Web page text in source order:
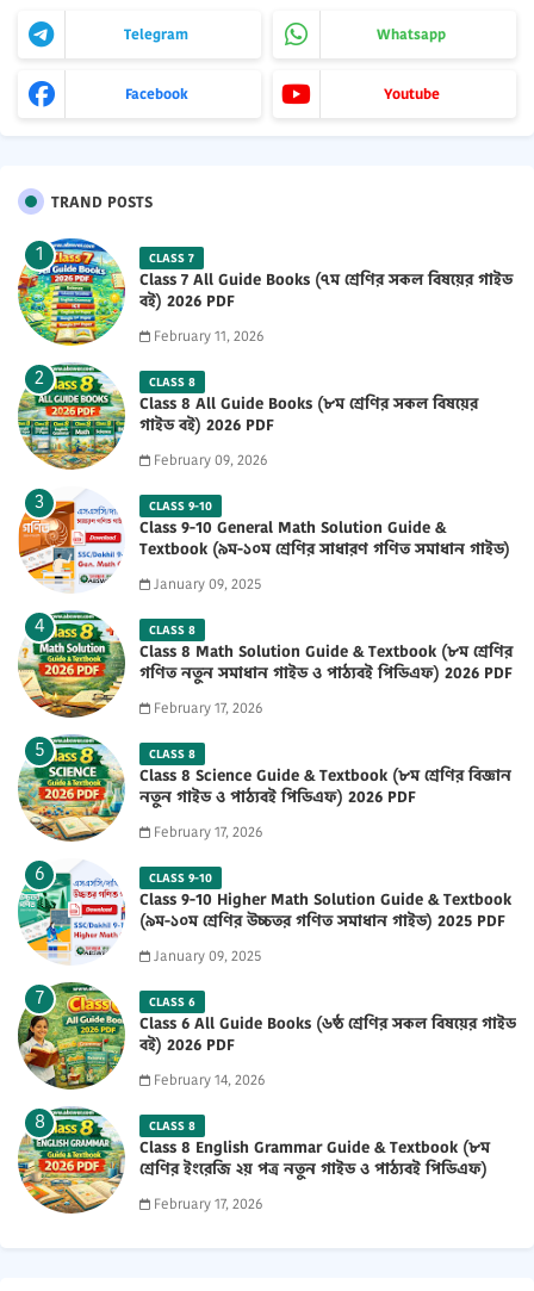
Telegram Whatsapp
Facebook Youtube
TRAND POSTS
CLASS 7
Class 7 All Guide Books (৭ম শ্রেণির সকল বিষয়ের গাইড
বই) 2026 PDF
February 11, 2026
CLASS 8
Class 8 All Guide Books (৮ম শ্রেণির সকল বিষয়ের
গাইড বই) 2026 PDF
February 09, 2026
CLASS 9-10
Class 9-10 General Math Solution Guide &
Textbook (৯ম-১০ম শ্রেণির সাধারণ গণিত সমাধান গাইড)
January 09, 2025
CLASS 8
Class 8 Math Solution Guide & Textbook (৮ম শ্রেণির
গণিত নতুন সমাধান গাইড ও পাঠ্যবই পিডিএফ) 2026 PDF
February 17, 2026
CLASS 8
Class 8 Science Guide & Textbook (৮ম শ্রেণির বিজ্ঞান
নতুন গাইড ও পাঠ্যবই পিডিএফ) 2026 PDF
February 17, 2026
CLASS 9-10
Class 9-10 Higher Math Solution Guide & Textbook
(৯ম-১০ম শ্রেণির উচ্চতর গণিত সমাধান গাইড) 2025 PDF
January 09, 2025
CLASS 6
Class 6 All Guide Books (৬ষ্ঠ শ্রেণির সকল বিষয়ের গাইড
বই) 2026 PDF
February 14, 2026
CLASS 8
Class 8 English Grammar Guide & Textbook (৮ম
শ্রেণির ইংরেজি ২য় পত্র নতুন গাইড ও পাঠ্যবই পিডিএফ)
February 17, 2026